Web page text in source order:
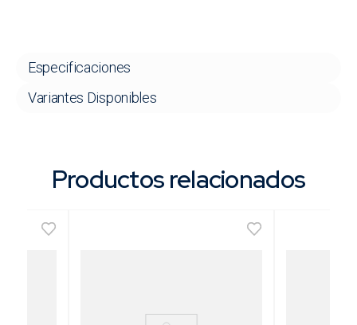
Especificaciones
Variantes Disponibles
Productos relacionados